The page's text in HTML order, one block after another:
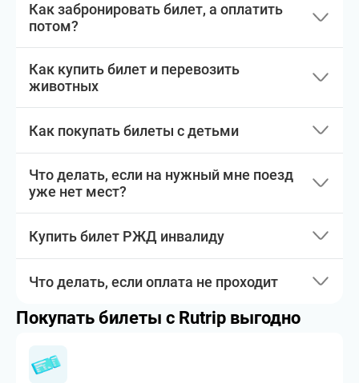
Как забронировать билет, а оплатить
потом?
Как купить билет и перевозить
животных
Как покупать билеты с детьми
Что делать, если на нужный мне поезд
уже нет мест?
Купить билет РЖД инвалиду
Что делать, если оплата не проходит
Покупать билеты с Rutrip выгодно